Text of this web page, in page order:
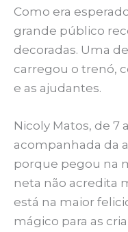
Como era
grande público
decoradas. Uma
carregou o trenó,
e as ajudantes.
Nicoly Matos, de 7
acompanhada da
porque pegou na
neta não acredita
está na maior
mágico para as